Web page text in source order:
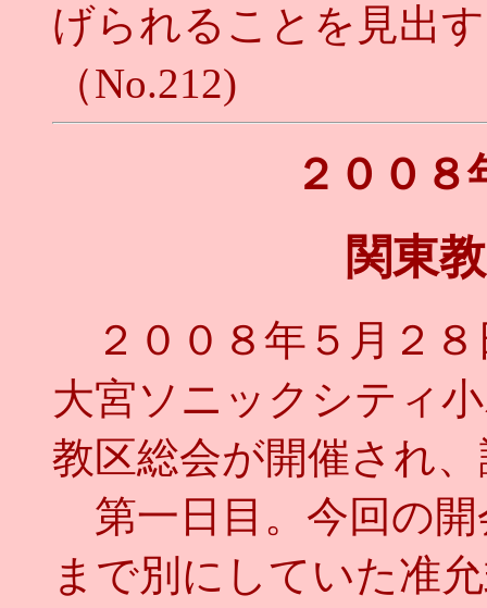
げられることを見出
（No.212)
２００
関東
２００８年５月２８
大宮ソニックシティ
教区総会が開催され
第一日目。今回の開
まで別にしていた准